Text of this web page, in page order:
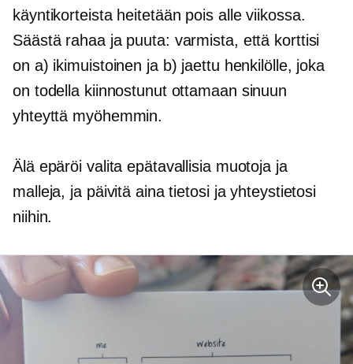
käyntikorteista heitetään pois alle viikossa.
Säästä rahaa ja puuta: varmista, että korttisi
on a) ikimuistoinen ja b) jaettu henkilölle, joka
on todella kiinnostunut ottamaan sinuun
yhteyttä myöhemmin.
Älä epäröi valita epätavallisia muotoja ja
malleja, ja päivitä aina tietosi ja yhteystietosi
niihin.